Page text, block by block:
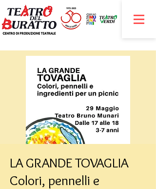
LA GRANDE TOVAGLIA
Colori, pennelli e